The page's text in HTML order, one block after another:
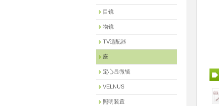
目镜
物镜
TV适配器
座
定心显微镜
VELNUS
照明装置